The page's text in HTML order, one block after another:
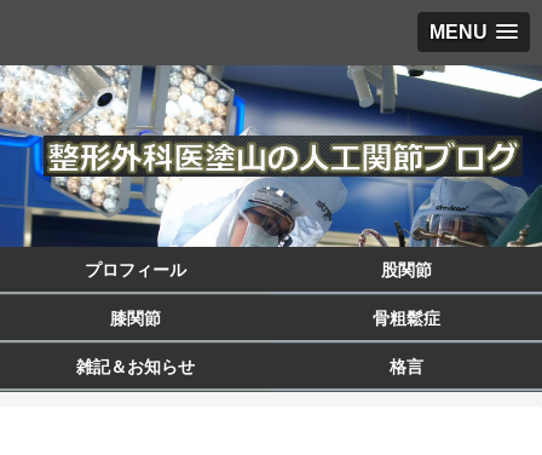
MENU
プロフィール 股関節
膝関節 骨粗鬆症
雑記＆お知らせ 格言